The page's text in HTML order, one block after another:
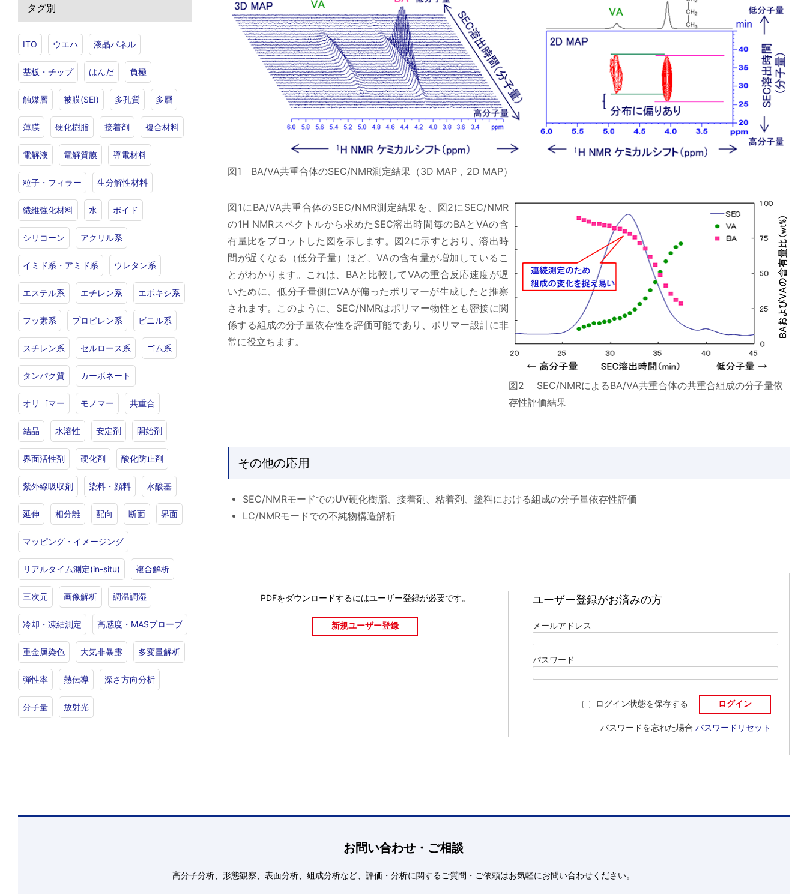
図1 BA/VA共重合体のSEC/NMR測定結果（3D MAP，2D MAP）
図1にBA/VA共重合体のSEC/NMR測定結果を、図2にSEC/NMR
の1H NMRスペクトルから求めたSEC溶出時間毎のBAとVAの含
有量比をプロットした図を示します。図2に示すとおり、溶出時
間が遅くなる（低分子量）ほど、VAの含有量が増加しているこ
とがわかります。これは、BAと比較してVAの重合反応速度が遅
いために、低分子量側にVAが偏ったポリマーが生成したと推察
されます。このように、SEC/NMRはポリマー物性とも密接に関
係する組成の分子量依存性を評価可能であり、ポリマー設計に非
常に役立ちます。
図2 SEC/NMRによるBA/VA共重合体の共重合組成の分子量依
存性評価結果
その他の応用
SEC/NMRモードでのUV硬化樹脂、接着剤、粘着剤、塗料における組成の分子量依存性評価
LC/NMRモードでの不純物構造解析
ユーザー登録がお済みの方
メールアドレス
パスワード
ログイン状態を保存する
パスワードを忘れた場合 パスワードリセット
PDFをダウンロードするにはユーザー登録が必要です。
タグ別
ITO ウエハ 液晶パネル
基板・チップ はんだ 負極
触媒層 被膜(SEI) 多孔質 多層
薄膜 硬化樹脂 接着剤 複合材料
電解液 電解質膜 導電材料
粒子・フィラー 生分解性材料
繊維強化材料 水 ボイド
シリコーン アクリル系
イミド系・アミド系 ウレタン系
エステル系 エチレン系 エポキシ系
フッ素系 プロピレン系 ビニル系
スチレン系 セルロース系 ゴム系
タンパク質 カーボネート
オリゴマー モノマー 共重合
結晶 水溶性 安定剤 開始剤
界面活性剤 硬化剤 酸化防止剤
紫外線吸収剤 染料・顔料 水酸基
延伸 相分離 配向 断面 界面
マッピング・イメージング
リアルタイム測定(in-situ) 複合解析
三次元 画像解析 調温調湿
冷却・凍結測定 高感度・MASプローブ
重金属染色 大気非暴露 多変量解析
弾性率 熱伝導 深さ方向分析
分子量 放射光
お問い合わせ・ご相談
高分子分析、形態観察、表面分析、組成分析など、評価・分析に関するご質問・ご依頼はお気軽にお問い合わせください。